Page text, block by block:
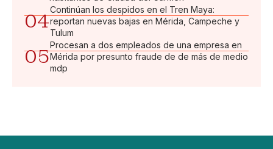
04
Continúan los despidos en el Tren Maya:
reportan nuevas bajas en Mérida, Campeche y
Tulum
05
Procesan a dos empleados de una empresa en
Mérida por presunto fraude de de más de medio
mdp